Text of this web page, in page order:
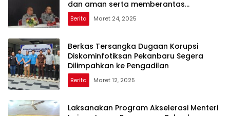
dan aman serta memberantas
Handphone, pungutan liar dan narkoba
(Halinar).
Berita Maret 24, 2025
Berkas Tersangka Dugaan Korupsi
Diskominfotiksan Pekanbaru Segera
Dilimpahkan ke Pengadilan
Berita Maret 12, 2025
Laksanakan Program Akselerasi Menteri